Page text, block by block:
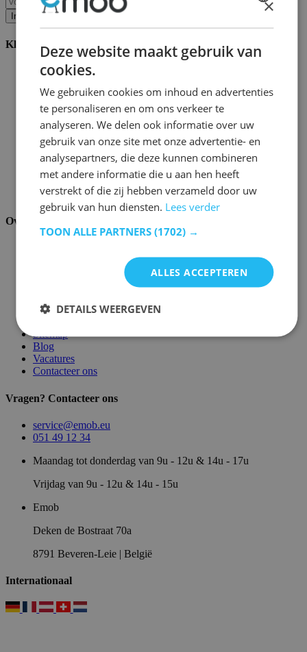
Inschrijven
Klantenservice
Bestellen bij Emob
Verzending en levering
Service en garantie
Annuleren of retourneren
Klachten
Montagetips
Onderhoudsadvies
Wachtwoord vergeten?
FAQ
Palletopslag & Fulfilment
Over ons
Juridische vermeldingen
Sitemap
Blog
Vacatures
Contacteer ons
Vragen? Contacteer ons
service@emob.eu
051 49 12 34
Maandag tot donderdag van 9u - 12u & 14u - 17u
Vrijdag van 9u - 12u & 14u - 15u
Emob
Deken de Bostraat 70a
8791 Beveren-Leie | België
Internationaal
×
Deze website maakt gebruik van
cookies.
We gebruiken cookies om inhoud en advertenties
te personaliseren en om ons verkeer te
analyseren. We delen ook informatie over uw
gebruik van onze site met onze advertentie- en
analysepartners, die deze kunnen combineren
met andere informatie die u aan hen heeft
verstrekt of die zij hebben verzameld door uw
gebruik van hun diensten. Lees verder
TOON ALLE PARTNERS (1702) →
ALLES ACCEPTEREN
DETAILS WEERGEVEN